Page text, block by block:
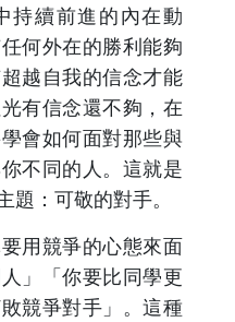
持續前進的內在動
何外在的勝利能夠
越自我的信念才能
有信念還不夠，在
會如何面對那些與
不同的人。這就是
：可敬的對手。
用競爭的心態來面
」「你要比同學更
競爭對手」。這種